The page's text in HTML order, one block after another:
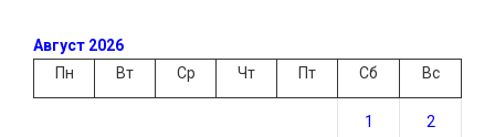
Август 2026
Пн
Вт Ср Чт Пт Сб Вс
1 2